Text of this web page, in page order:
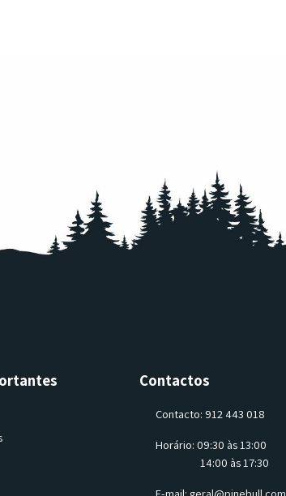
Contactos
Contacto: 912 443 018
Horário: 09:30 às 13:00
14:00 às 17:30